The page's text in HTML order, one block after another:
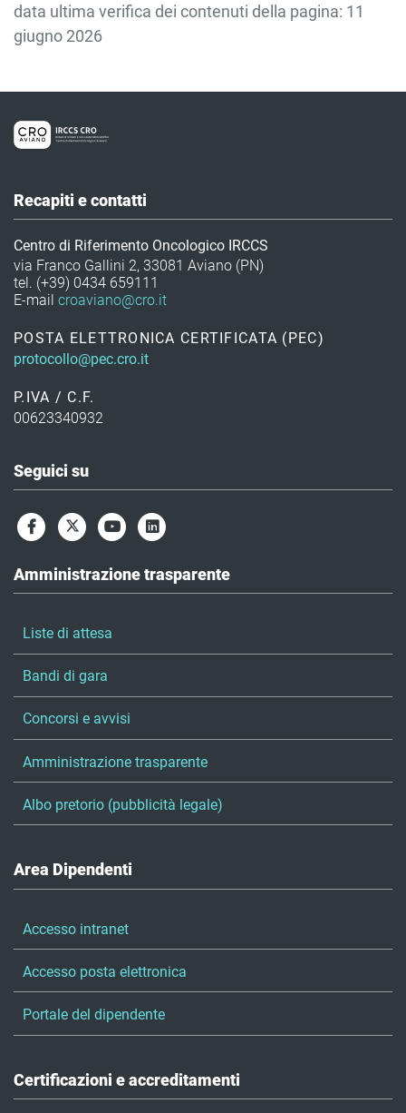
data ultima verifica dei contenuti della pagina: 11
giugno 2026
Recapiti e contatti
Centro di Riferimento Oncologico IRCCS
via Franco Gallini 2, 33081 Aviano (PN)
tel. (+39) 0434 659111
E-mail croaviano@cro.it
POSTA ELETTRONICA CERTIFICATA (PEC)
protocollo@pec.cro.it
P.IVA / C.F.
00623340932
Seguici su
Amministrazione trasparente
Liste di attesa
Bandi di gara
Concorsi e avvisi
Amministrazione trasparente
Albo pretorio (pubblicità legale)
Area Dipendenti
Accesso intranet
Accesso posta elettronica
Portale del dipendente
Certificazioni e accreditamenti